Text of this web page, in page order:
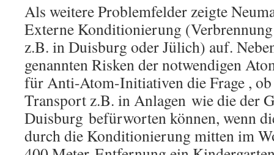
Als weitere Problemfelder zeigte
Externe Konditionierung
z.B. in Duisburg oder Jülich) auf.
genannten Risken der notwendigen
für Anti-Atom-Initiativen die Frage ,
Transport z.B. in Anlagen wie die der
Duisburg befürworten können, wenn
durch die Konditionierung mitten im